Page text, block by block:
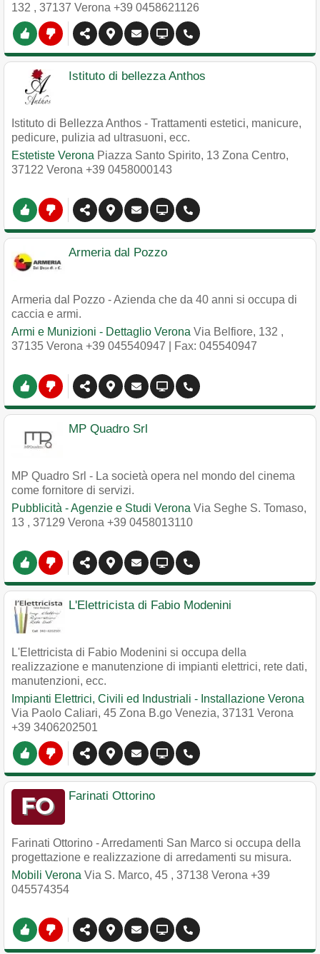
132 , 37137 Verona +39 0458621126
Istituto di bellezza Anthos
Istituto di Bellezza Anthos - Trattamenti estetici, manicure,
pedicure, pulizia ad ultrasuoni, ecc.
Estetiste Verona Piazza Santo Spirito, 13 Zona Centro,
37122 Verona +39 0458000143
Armeria dal Pozzo
Armeria dal Pozzo - Azienda che da 40 anni si occupa di
caccia e armi.
Armi e Munizioni - Dettaglio Verona Via Belfiore, 132 ,
37135 Verona +39 045540947 | Fax: 045540947
MP Quadro Srl
MP Quadro Srl - La società opera nel mondo del cinema
come fornitore di servizi.
Pubblicità - Agenzie e Studi Verona Via Seghe S. Tomaso,
13 , 37129 Verona +39 0458013110
L'Elettricista di Fabio Modenini
L'Elettricista di Fabio Modenini si occupa della
realizzazione e manutenzione di impianti elettrici, rete dati,
manutenzioni, ecc.
Impianti Elettrici, Civili ed Industriali - Installazione Verona
Via Paolo Caliari, 45 Zona B.go Venezia, 37131 Verona
+39 3406202501
Farinati Ottorino
Farinati Ottorino - Arredamenti San Marco si occupa della
progettazione e realizzazione di arredamenti su misura.
Mobili Verona Via S. Marco, 45 , 37138 Verona +39
045574354